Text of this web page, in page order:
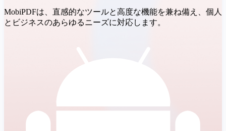
MobiPDFは、直感的なツールと高度な機能を兼ね備え、個人
とビジネスのあらゆるニーズに対応します。